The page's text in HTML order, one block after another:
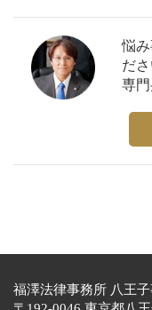
悩
ださ
専
福澤法律事務所 八王